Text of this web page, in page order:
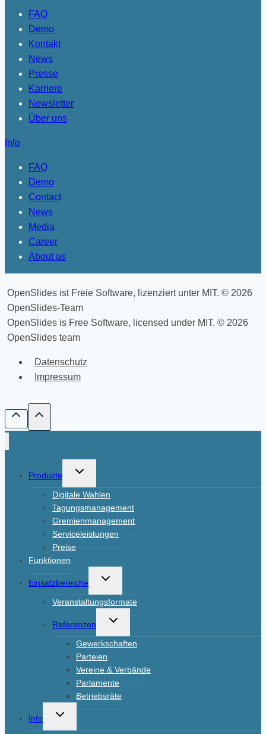
FAQ
Demo
Kontakt
News
Presse
Karriere
Newsletter
Über uns
Info
FAQ
Demo
Contact
News
Media
Career
About us
OpenSlides ist Freie Software, lizenziert unter MIT. © 2026
OpenSlides-Team
OpenSlides is Free Software, licensed under MIT. © 2026
OpenSlides team
Datenschutz
Impressum
Produkte
Untermenü
umschalten
Digitale Wahlen
Tagungsmanagement
Gremienmanagement
Serviceleistungen
Preise
Funktionen
Einsatzbereiche
Untermenü
umschalten
Veranstaltungsformate
Referenzen
Untermenü
umschalten
Gewerkschaften
Parteien
Vereine & Verbände
Parlamente
Betriebsräte
Info
Untermenü
umschalten